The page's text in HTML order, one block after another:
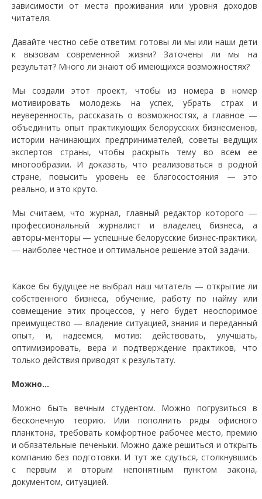
зависимости от места проживания или уровня доходов
читателя.
Давайте честно себе ответим: готовы ли мы или наши дети
к вызовам современной жизни? Заточены ли мы на
результат? Много ли знают об имеющихся возможностях?
Мы создали этот проект, чтобы из номера в номер
мотивировать молодежь на успех, убрать страх и
неуверенность, рассказать о возможностях, а главное —
объединить опыт практикующих белорусских бизнесменов,
истории начинающих предпринимателей, советы ведущих
экспертов страны, чтобы раскрыть тему во всем ее
многообразии. И доказать, что реализоваться в родной
стране, повысить уровень ее благосостояния — это
реально, и это круто.
Мы считаем, что журнал, главный редактор которого —
профессиональный журналист и владелец бизнеса, а
авторы-менторы — успешные белорусские бизнес-практики,
— наиболее честное и оптимальное решение этой задачи.
Какое бы будущее не выбрал наш читатель — открытие ли
собственного бизнеса, обучение, работу по найму или
совмещение этих процессов, у него будет неоспоримое
преимущество — владение ситуацией, знания и переданный
опыт, и, надеемся, мотив: действовать, улучшать,
оптимизировать, вера и подтверждение практиков, что
только действия приводят к результату.
Можно…
Можно быть вечным студентом. Можно погрузиться в
бесконечную теорию. Или пополнить ряды офисного
планктона, требовать комфортное рабочее место, премию
и обязательные печеньки. Можно даже решиться и открыть
компанию без подготовки. И тут же сдуться, столкнувшись
с первым и вторым непонятным пунктом закона,
документом, ситуацией.